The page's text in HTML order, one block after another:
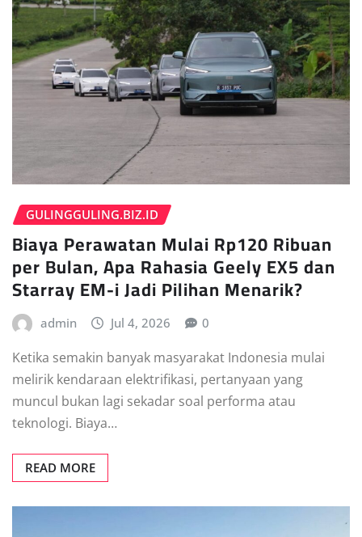
GULINGGULING.BIZ.ID
Biaya Perawatan Mulai Rp120 Ribuan
per Bulan, Apa Rahasia Geely EX5 dan
Starray EM-i Jadi Pilihan Menarik?
admin Jul 4, 2026 0
Ketika semakin banyak masyarakat Indonesia mulai
melirik kendaraan elektrifikasi, pertanyaan yang
muncul bukan lagi sekadar soal performa atau
teknologi. Biaya…
READ MORE